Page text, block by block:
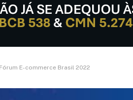
E-commerce Brasil 2022